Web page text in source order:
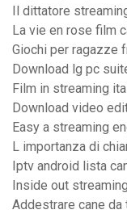
Il dittatore
La vie en rose film
Giochi per ragazze
Download lg pc
Film in streaming
Download video
Easy a streaming
L importanza di
Iptv android lista
Inside out
Addestrare cane